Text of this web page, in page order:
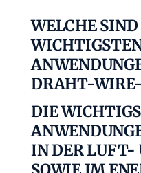
WELCHE
DRAHT-
DIE
IN DER LUFT-